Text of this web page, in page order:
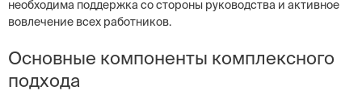
необходима поддержка со стороны руководства и активное
вовлечение всех работников.
Основные компоненты комплексного
подхода